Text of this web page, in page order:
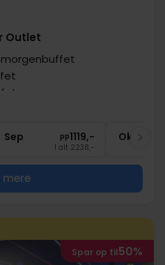
Outlet
Outlet
Sep pp1119,-
I alt 2238,-
Okt
mere
Spar op til50%